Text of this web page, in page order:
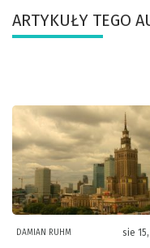
ARTYKUŁY TEGO
DAMIAN RUHM sie